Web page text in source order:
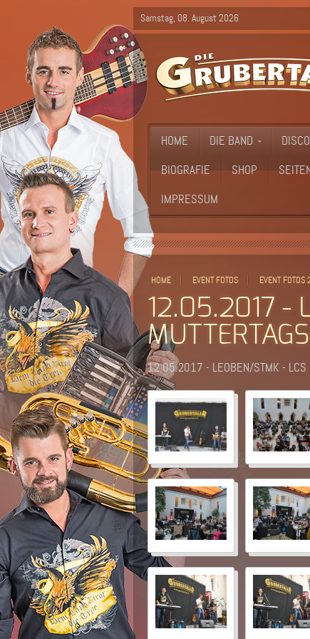
Samstag, 08. August 2026
HOME DIE BAND
BIOGRAFIE SHOP
IMPRESSUM
HOME EVENT FOTOS EVENT FOTOS
12.05.2017 -
12.05.2017 - LEOBEN/STMK - LCS